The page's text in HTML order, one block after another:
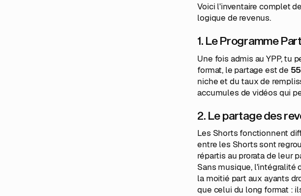
Voici l'inventaire complet
logique de revenus.
1. Le Programme
Une fois admis au YPP, tu
format, le partage est de
niche et du taux de
accumules de vidéos qui
2. Le partage des
Les Shorts fonctionnent
entre les Shorts sont
répartis au prorata de leur
Sans musique, l'intégralité
la moitié part aux ayants
que celui du long format :